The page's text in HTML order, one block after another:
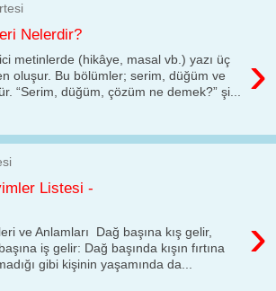
Nelerdir?
›
metinlerde (hikâye, masal vb.) yazı üç
oluşur. Bu bölümler; serim, düğüm ve
“Serim, düğüm, çözüm ne demek?” şi...
Listesi -
›
ve Anlamları Dağ başına kış gelir,
iş gelir: Dağ başında kışın fırtına
gibi kişinin yaşamında da...